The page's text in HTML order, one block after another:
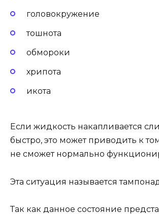
головокружение
тошнота
обмороки
хрипота
икота
Если жидкость накапливается
быстро, это может приводить к
не сможет нормально
Эта ситуация называется
Так как данное состояние